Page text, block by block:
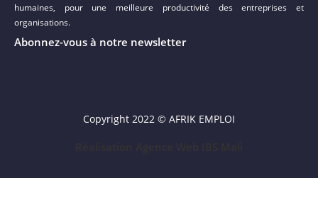
humaines, pour une meilleure productivité des entreprises et
organisations.
Abonnez-vous à notre newsletter
Copyright 2022 © AFRIK EMPLOI